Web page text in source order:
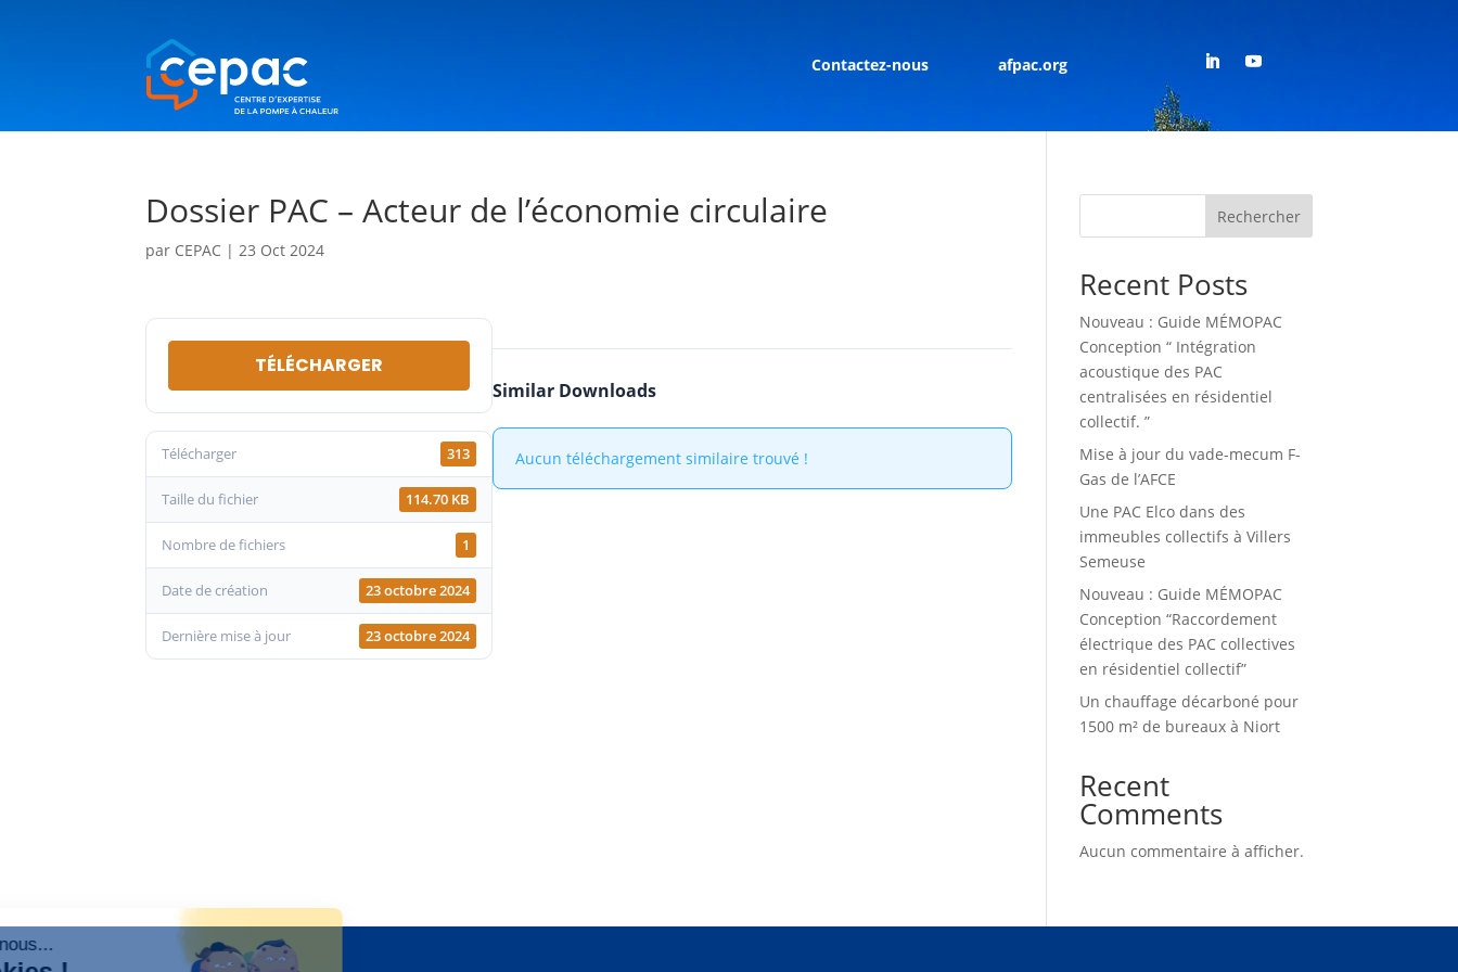
Contactez-nous afpac.org
Dossier PAC – Acteur de l’économie circulaire
par CEPAC |23 Oct 2024
TÉLÉCHARGER
Télécharger 313
Taille du fichier 114.70 KB
Nombre de fichiers 1
Date de création 23 octobre 2024
Dernière mise à jour 23 octobre 2024
Similar Downloads
Aucun téléchargement similaire trouvé !
Rechercher
Recent Posts
Nouveau : Guide MÉMOPAC
Conception “ Intégration
acoustique des PAC
centralisées en résidentiel
collectif. ”
Mise à jour du vade-mecum F-
Gas de l’AFCE
Une PAC Elco dans des
immeubles collectifs à Villers
Semeuse
Nouveau : Guide MÉMOPAC
Conception “Raccordement
électrique des PAC collectives
en résidentiel collectif”
Un chauffage décarboné pour
1500 m² de bureaux à Niort
Recent
Comments
Aucun commentaire à afficher.